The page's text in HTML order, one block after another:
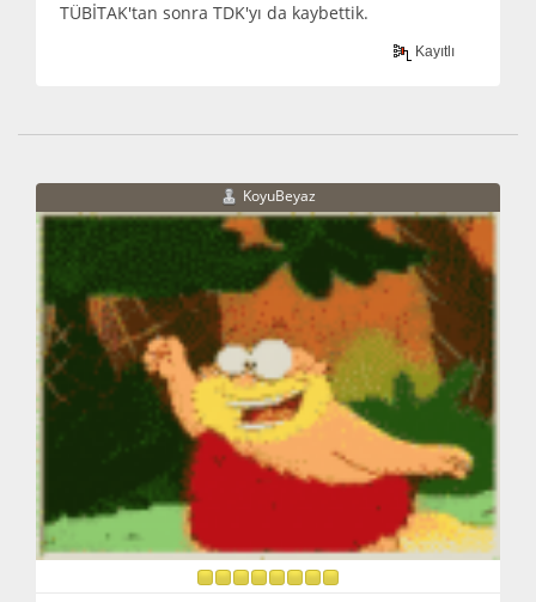
TÜBİTAK'tan sonra TDK'yı da kaybettik.
Kayıtlı
KoyuBeyaz